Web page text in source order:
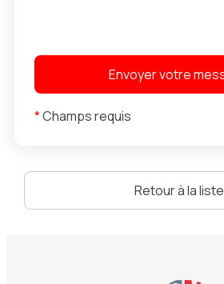
*Champs requis
Retour à la liste